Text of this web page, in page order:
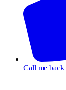
Call me back